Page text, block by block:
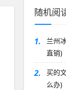
随机阅
1.
兰州
直销)
2.
买的
么办)